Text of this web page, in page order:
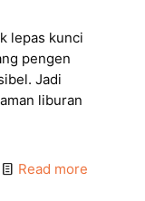
lepas kunci
pengen
Jadi
liburan
Read more